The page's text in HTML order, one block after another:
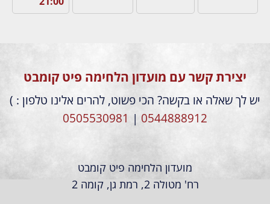
יצירת קשר עם מועדון הלחימה פיט קומבט
יש לך שאלה או בקשה? הכי פשוט, להרים אלינו טלפון : )
0544888912
|
0505530981
מועדון הלחימה פיט קומבט
רח' מטולה 2, רמת גן, קומה 2